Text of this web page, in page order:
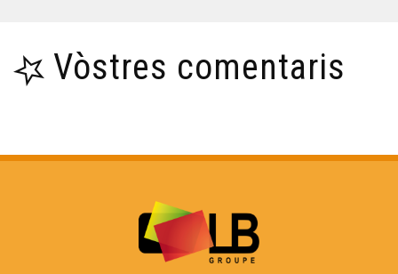
Vòstres comentaris